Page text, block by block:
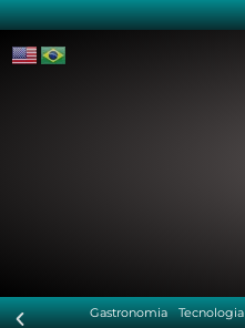
Gastronomia Tecnologia